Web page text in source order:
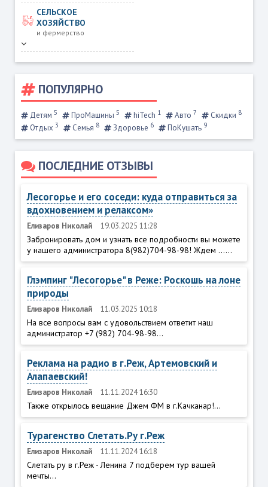
СЕЛЬСКОЕ
ХОЗЯЙСТВО
и фермерство
ПОПУЛЯРНО
Детям 5 ПроМашины 5 hiTech 1 Авто 7 Скидки 8
Отдых 3 Семья 8 Здоровье 6 ПоКушать 9
ПОСЛЕДНИЕ ОТЗЫВЫ
Лесогорье и его соседи: куда отправиться за
вдохновением и релаксом»
Елизаров Николай 19.03.2025 11:28
Забронировать дом и узнать все подробности вы можете
у нашего администратора 8(982)704-98-98! Ждем ......
Глэмпинг "Лесогорье" в Реже: Роскошь на лоне
природы
Елизаров Николай 11.03.2025 10:18
На все вопросы вам с удовольствием ответит наш
администратор +7 (982) 704-98-98...
Реклама на радио в г.Реж, Артемовский и
Алапаевский!
Елизаров Николай 11.11.2024 16:30
Также открылось вещание Джем ФМ в г.Качканар!...
Турагенство Слетать.Ру г.Реж
Елизаров Николай 11.11.2024 16:18
Слетать ру в г.Реж - Ленина 7 подберем тур вашей
мечты...